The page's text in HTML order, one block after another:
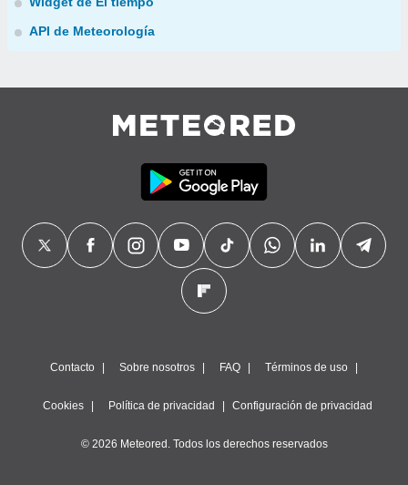
API de Meteorología
Contacto Sobre nosotros FAQ Términos de uso
Cookies Política de privacidad Configuración de privacidad
© 2026 Meteored. Todos los derechos reservados